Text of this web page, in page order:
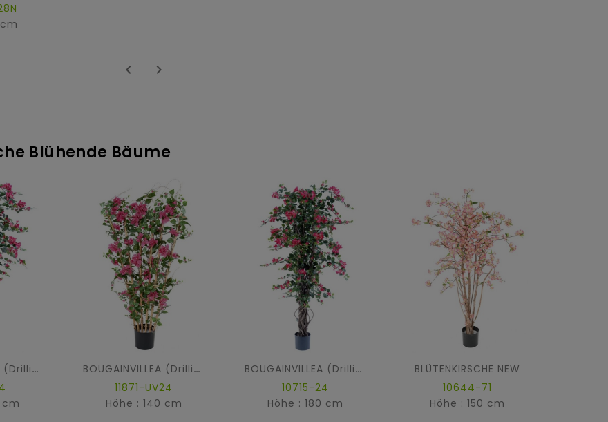
 
Blühende Bäume
BOUGAINVILLEA (Drillingsblume) NEW LIANES
cm
BOUGAINVILLEA (Drillingsblume) GROSS SICHTSCHUTZMATTE UV
11871-UV24
Höhe : 140 cm
BOUGAINVILLEA (Drillingsblume) NEW LIANES
10715-24
Höhe : 180 cm
BLÜTENKIRSCHE NEW
10644-71
Höhe : 150 cm